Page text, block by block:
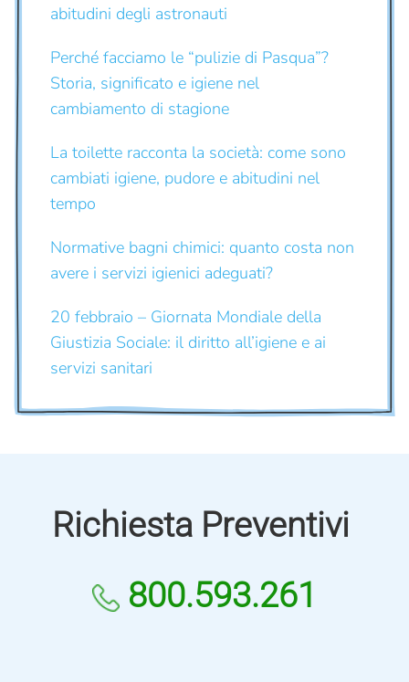
abitudini degli astronauti
Perché facciamo le “pulizie di Pasqua”?
Storia, significato e igiene nel
cambiamento di stagione
La toilette racconta la società: come sono
cambiati igiene, pudore e abitudini nel
tempo
Normative bagni chimici: quanto costa non
avere i servizi igienici adeguati?
20 febbraio – Giornata Mondiale della
Giustizia Sociale: il diritto all’igiene e ai
servizi sanitari
Richiesta Preventivi
800.593.261